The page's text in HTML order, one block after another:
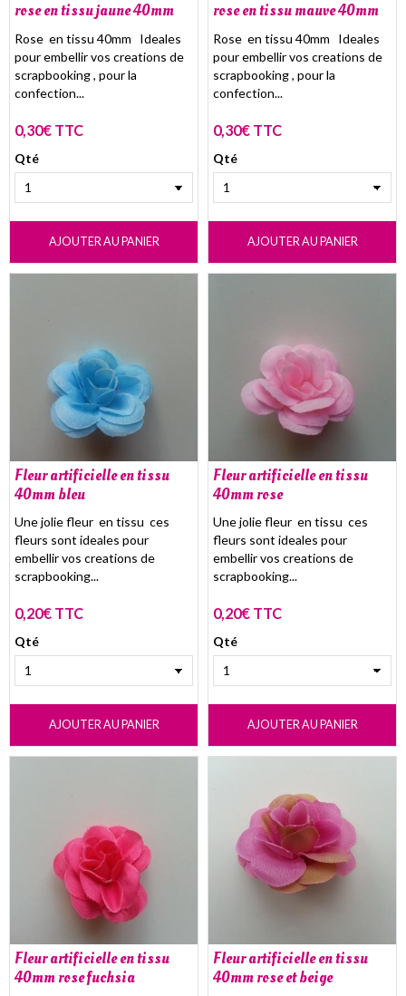
rose en tissu jaune 40mm
Rose en tissu 40mm Ideales
pour embellir vos creations de
scrapbooking , pour la
confection...
0,30€ TTC
Qté
AJOUTER AU PANIER
rose en tissu mauve 40mm
Rose en tissu 40mm Ideales
pour embellir vos creations de
scrapbooking , pour la
confection...
0,30€ TTC
Qté
AJOUTER AU PANIER
Fleur artificielle en tissu
40mm bleu
Une jolie fleur en tissu ces
fleurs sont ideales pour
embellir vos creations de
scrapbooking...
0,20€ TTC
Qté
AJOUTER AU PANIER
Fleur artificielle en tissu
40mm rose
Une jolie fleur en tissu ces
fleurs sont ideales pour
embellir vos creations de
scrapbooking...
0,20€ TTC
Qté
AJOUTER AU PANIER
Fleur artificielle en tissu
40mm rose fuchsia
Fleur artificielle en tissu
40mm rose et beige